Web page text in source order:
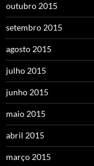
outubro 2015
setembro 2015
agosto 2015
julho 2015
junho 2015
maio 2015
abril 2015
março 2015